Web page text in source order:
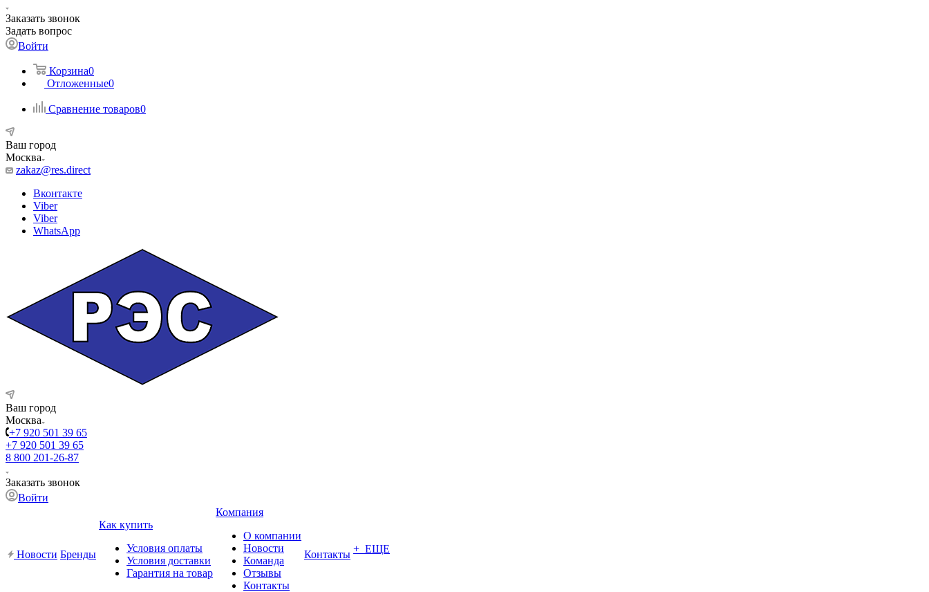
Заказать звонок
Задать вопрос
Войти
Корзина0
Отложенные0
Сравнение товаров0
Ваш город
Москва
zakaz@res.direct
Вконтакте
Viber
Viber
WhatsApp
Ваш город
Москва
+7 920 501 39 65
+7 920 501 39 65
8 800 201-26-87
Заказать звонок
Войти
Новости Бренды
Как купить
Условия оплаты
Условия доставки
Гарантия на товар
Компания
О компании
Новости
Команда
Отзывы
Контакты
Контакты + ЕЩЕ